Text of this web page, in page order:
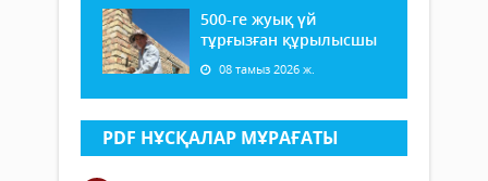
500-ге жуық үй
тұрғызған құрылысшы
08 тамыз 2026 ж.
PDF НҰСҚАЛАР МҰРАҒАТЫ